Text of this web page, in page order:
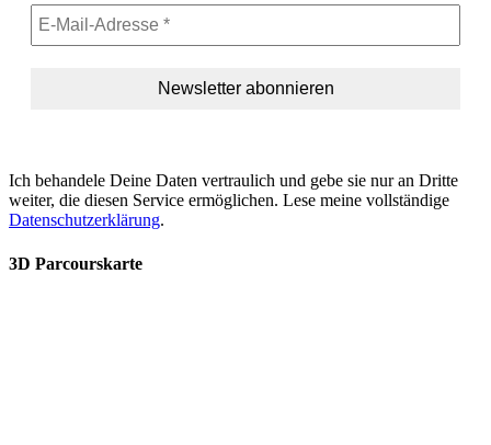
Ich behandele Deine Daten vertraulich und gebe sie nur an Dritte
weiter, die diesen Service ermöglichen. Lese meine vollständige
Datenschutzerklärung.
3D Parcourskarte